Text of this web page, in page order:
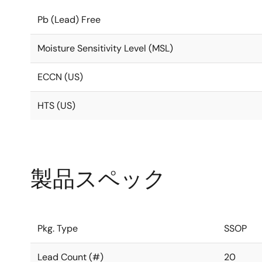
Pb (Lead) Free
Moisture Sensitivity Level (MSL)
ECCN (US)
HTS (US)
製品スペック
Pkg. Type SSOP
Lead Count (#) 20